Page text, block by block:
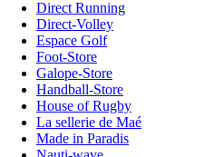
Direct Running
Direct-Volley
Espace Golf
Foot-Store
Galope-Store
Handball-Store
House of Rugby
La sellerie de Maé
Made in Paradis